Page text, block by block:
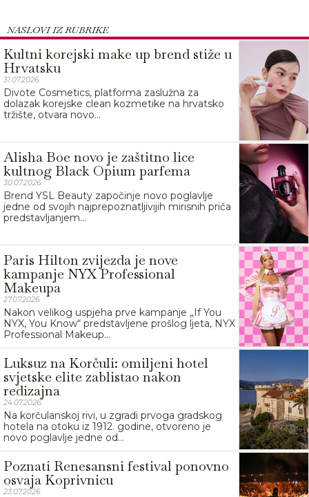
NASLOVI IZ RUBRIKE
Kultni korejski make up brend stiže u
Hrvatsku
31.07.2026.
Divote Cosmetics, platforma zaslužna za
dolazak korejske clean kozmetike na hrvatsko
tržište, otvara novo...
Alisha Boe novo je zaštitno lice
kultnog Black Opium parfema
30.07.2026.
Brend YSL Beauty započinje novo poglavlje
jedne od svojih najprepoznatljivijih mirisnih priča
predstavljanjem...
Paris Hilton zvijezda je nove
kampanje NYX Professional
Makeupa
27.07.2026.
Nakon velikog uspjeha prve kampanje „If You
NYX, You Know“ predstavljene prošlog ljeta, NYX
Professional Makeup...
Luksuz na Korčuli: omiljeni hotel
svjetske elite zablistao nakon
redizajna
24.07.2026.
Na korčulanskoj rivi, u zgradi prvoga gradskog
hotela na otoku iz 1912. godine, otvoreno je
novo poglavlje jedne od...
Poznati Renesansni festival ponovno
osvaja Koprivnicu
23.07.2026.